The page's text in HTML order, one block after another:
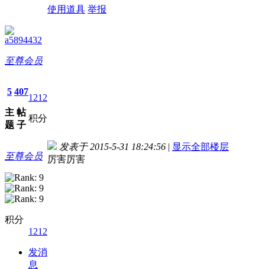
使用道具 举报
a5894432
至尊会员
5
主
题
407
帖
子
1212
积分
至尊会员
积分
1212
发消
息
发表于 2015-5-31 18:24:56 | 显示全部楼层
厉害厉害